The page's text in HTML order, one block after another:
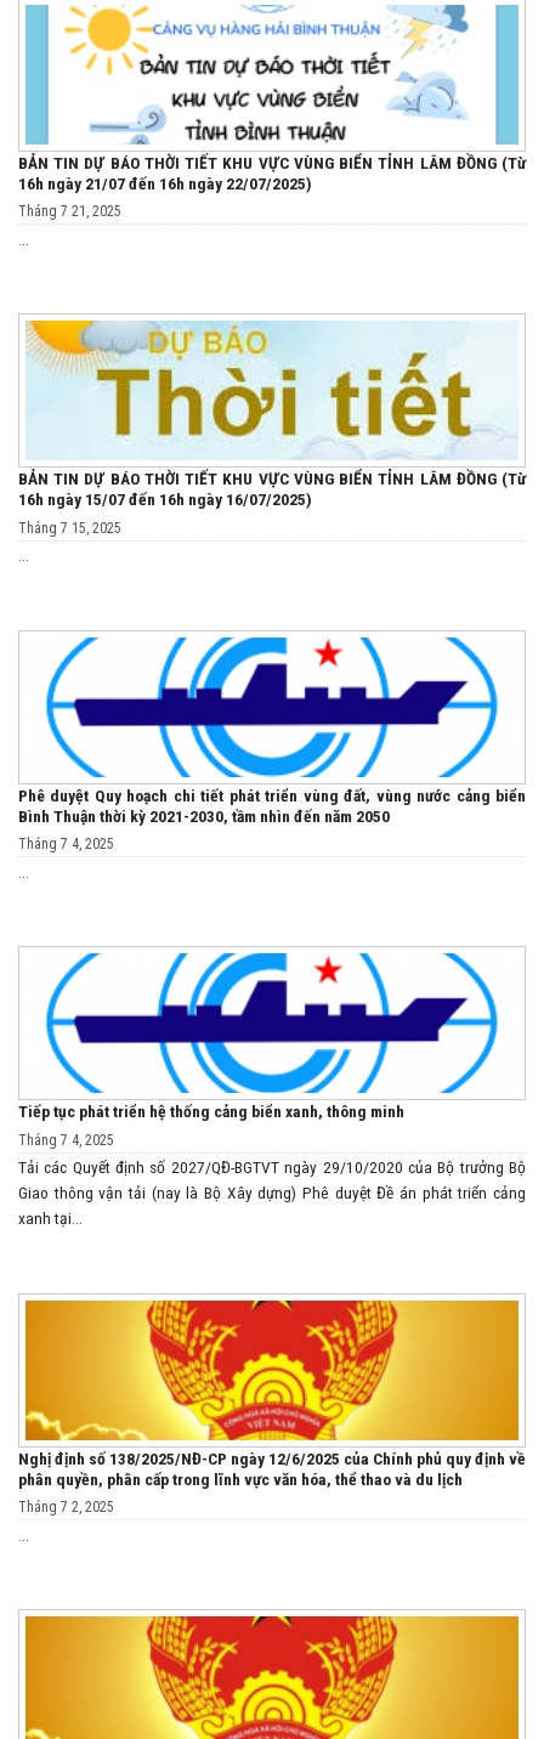
BẢN TIN DỰ BÁO THỜI TIẾT KHU VỰC VÙNG BIỂN TỈNH LÂM ĐỒNG (Từ
16h ngày 21/07 đến 16h ngày 22/07/2025)
Tháng 7 21, 2025
BẢN TIN DỰ BÁO THỜI TIẾT KHU VỰC VÙNG BIỂN TỈNH LÂM ĐỒNG (Từ
16h ngày 15/07 đến 16h ngày 16/07/2025)
Tháng 7 15, 2025
...
Phê duyệt Quy hoạch chi tiết phát triển vùng đất, vùng nước cảng biển
Bình Thuận thời kỳ 2021-2030, tầm nhìn đến năm 2050
Tháng 7 4, 2025
Tiếp tục phát triển hệ thống cảng biển xanh, thông minh
Tháng 7 4, 2025
Tải các Quyết định số 2027/QĐ-BGTVT ngày 29/10/2020 của Bộ trưởng Bộ
Giao thông vận tải (nay là Bộ Xây dựng) Phê duyệt Đề án phát triển cảng
xanh tại...
Nghị định số 138/2025/NĐ-CP ngày 12/6/2025 của Chính phủ quy định về
phân quyền, phân cấp trong lĩnh vực văn hóa, thể thao và du lịch
Tháng 7 2, 2025